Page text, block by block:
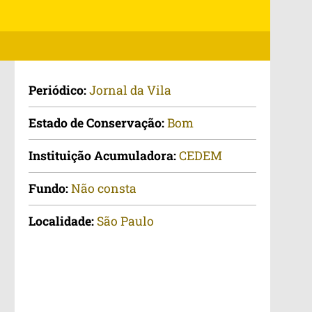
Periódico:Jornal da Vila
Estado de Conservação:Bom
Instituição Acumuladora:CEDEM
Fundo:Não consta
Localidade: São Paulo